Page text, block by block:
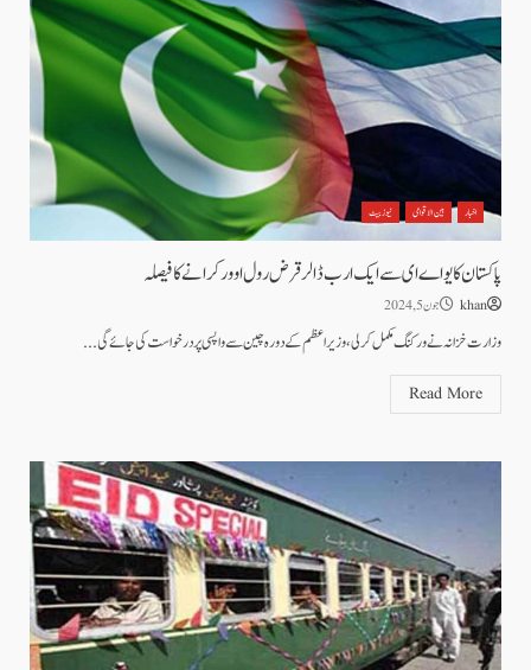
اخبار بین الاقوامی نیوز بیٹ
پاکستان کا یو اے ای سے ایک ارب ڈالر قرض رول اوور کرانے کا فیصلہ
khan جون 5, 2024
وزارت خزانہ نے ورکنگ مکمل کرلی، وزیراعظم کے دورہ چین سے واپسی پر درخواست کی جائے گی...
Read More